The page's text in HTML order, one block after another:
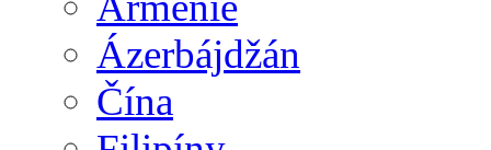
Ázerbájdžán
Čína